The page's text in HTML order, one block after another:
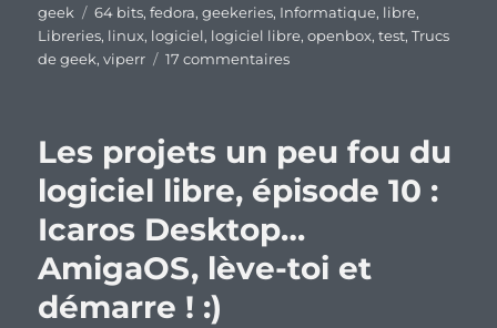
le
geek
Étiquettes
64 bits,fedora,geekeries, Informatique, libre,
Libreries, linux, logiciel, logiciel libre,openbox,test,Trucs
de geek,viperr 17 commentairessur
une
évolution
en
?
Les projets un peu fou du
logiciel libre, épisode 10 :
Icaros Desktop…
AmigaOS, lève-toi et
démarre ! :)